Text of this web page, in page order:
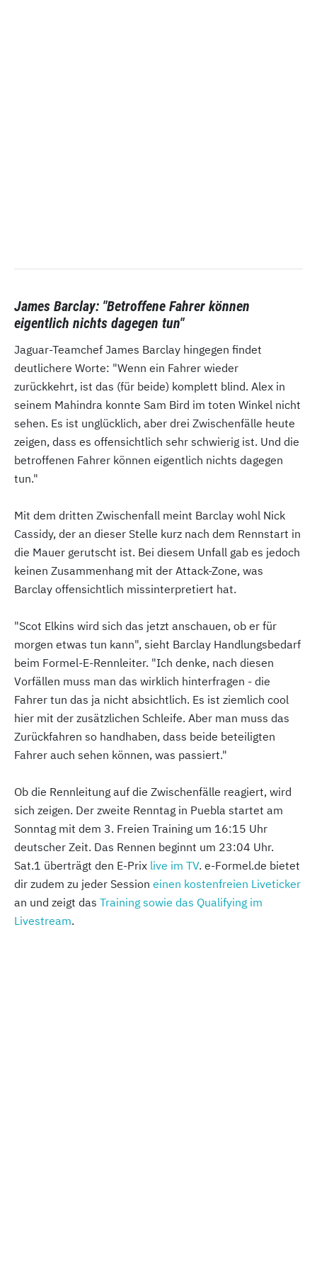
James Barclay: "Betroffene Fahrer können
eigentlich nichts dagegen tun"
Jaguar-Teamchef James Barclay hingegen findet
deutlichere Worte: "Wenn ein Fahrer wieder
zurückkehrt, ist das (für beide) komplett blind. Alex in
seinem Mahindra konnte Sam Bird im toten Winkel nicht
sehen. Es ist unglücklich, aber drei Zwischenfälle heute
zeigen, dass es offensichtlich sehr schwierig ist. Und die
betroffenen Fahrer können eigentlich nichts dagegen
tun."
Mit dem dritten Zwischenfall meint Barclay wohl Nick
Cassidy, der an dieser Stelle kurz nach dem Rennstart in
die Mauer gerutscht ist. Bei diesem Unfall gab es jedoch
keinen Zusammenhang mit der Attack-Zone, was
Barclay offensichtlich missinterpretiert hat.
"Scot Elkins wird sich das jetzt anschauen, ob er für
morgen etwas tun kann", sieht Barclay Handlungsbedarf
beim Formel-E-Rennleiter. "Ich denke, nach diesen
Vorfällen muss man das wirklich hinterfragen - die
Fahrer tun das ja nicht absichtlich. Es ist ziemlich cool
hier mit der zusätzlichen Schleife. Aber man muss das
Zurückfahren so handhaben, dass beide beteiligten
Fahrer auch sehen können, was passiert."
Ob die Rennleitung auf die Zwischenfälle reagiert, wird
sich zeigen. Der zweite Renntag in Puebla startet am
Sonntag mit dem 3. Freien Training um 16:15 Uhr
deutscher Zeit. Das Rennen beginnt um 23:04 Uhr.
Sat.1 überträgt den E-Prix live im TV. e-Formel.de bietet
dir zudem zu jeder Session einen kostenfreien Liveticker
an und zeigt das Training sowie das Qualifying im
Livestream.